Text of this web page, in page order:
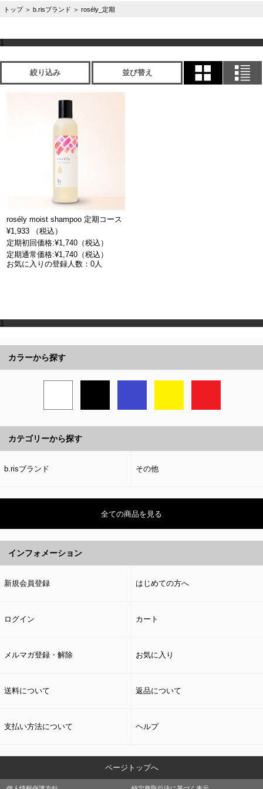
トップ ＞ b.risブランド ＞ rosély_定期
1
絞り込み 並び替え
rosély moist shampoo 定期コース
¥1,933 （税込）
定期初回価格:¥1,740（税込）
定期通常価格:¥1,740（税込）
お気に入りの登録人数：0人
1
カラーから探す
カテゴリーから探す
b.risブランド その他
全ての商品を見る
インフォメーション
新規会員登録 はじめての方へ
ログイン カート
メルマガ登録・解除 お気に入り
送料について 返品について
支払い方法について ヘルプ
ページトップへ